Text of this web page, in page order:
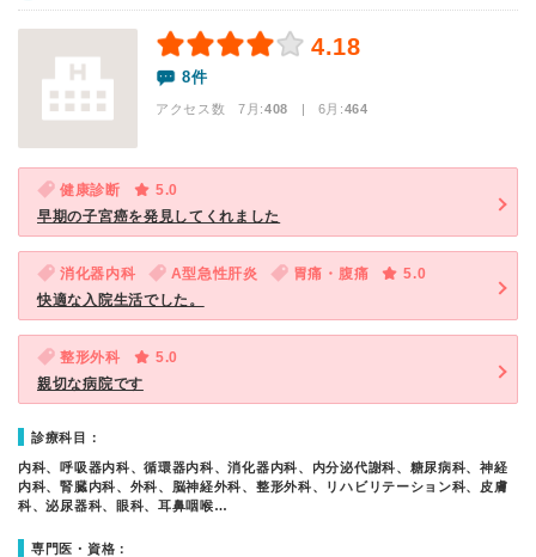
4.18
8件
アクセス数 7月:408 | 6月:464
健康診断
5.0
早期の子宮癌を発見してくれました
消化器内科 A型急性肝炎 胃痛・腹痛
5.0
快適な入院生活でした。
整形外科
5.0
親切な病院です
診療科目：
内科、呼吸器内科、循環器内科、消化器内科、内分泌代謝科、糖尿病科、神経
内科、腎臓内科、外科、脳神経外科、整形外科、リハビリテーション科、皮膚
科、泌尿器科、眼科、耳鼻咽喉…
専門医・資格：